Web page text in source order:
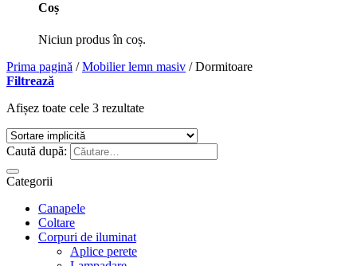
Coș
Niciun produs în coș.
Prima pagină / Mobilier lemn masiv /Dormitoare
Filtrează
Afișez toate cele 3 rezultate
Caută după:
Categorii
Canapele
Coltare
Corpuri de iluminat
Aplice perete